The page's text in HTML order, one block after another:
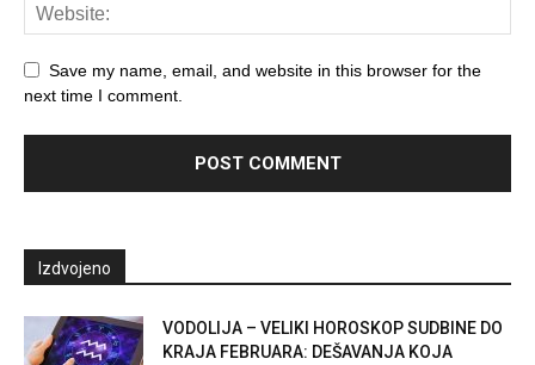
Save my name, email, and website in this browser for the
next time I comment.
Izdvojeno
VODOLIJA – VELIKI HOROSKOP SUDBINE DO
KRAJA FEBRUARA: DEŠAVANJA KOJA